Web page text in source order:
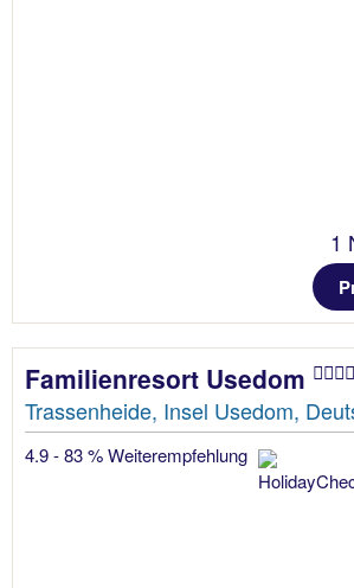
1
Familienresort Usedom
Trassenheide, Insel Usedom,
4.9 - 83 % Weiterempfehlung